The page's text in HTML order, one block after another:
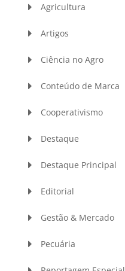
Agricultura
Artigos
Ciência no Agro
Conteúdo de Marca
Cooperativismo
Destaque
Destaque Principal
Editorial
Gestão & Mercado
Pecuária